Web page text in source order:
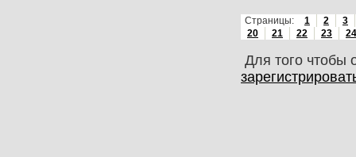
Страницы: 1 2
3
20
21 22 23 24
Для того чтобы